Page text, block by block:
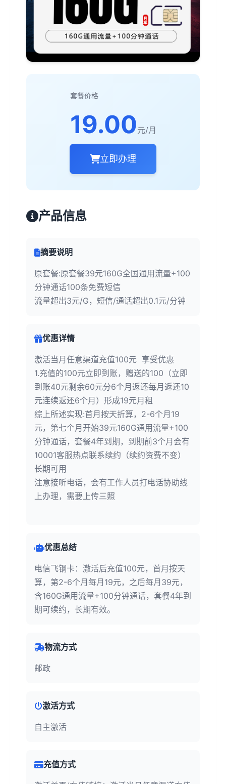
套餐价格
19.00元/月
立即办理
产品信息
摘要说明
原套餐:原套餐39元160G全国通用流量+100
分钟通话100条免费短信
流量超出3元/G，短信/通话超出0.1元/分钟
优惠详情
激活当月任意渠道充值100元 享受优惠
1.充值的100元立即到账，赠送的100（立即
到账40元剩余60元分6个月返还每月返还10
元连续返还6个月）形成19元月租
综上所述实现:首月按天折算，2-6个月19
元，第七个月开始39元160G通用流量+100
分钟通话，套餐4年到期，到期前3个月会有
10001客服热点联系续约（续约资费不变）
长期可用
注意接听电话，会有工作人员打电话协助线
上办理，需要上传三照
优惠总结
电信飞钢卡：激活后充值100元，首月按天
算，第2-6个月每月19元，之后每月39元，
含160G通用流量+100分钟通话，套餐4年到
期可续约，长期有效。
物流方式
邮政
激活方式
自主激活
充值方式